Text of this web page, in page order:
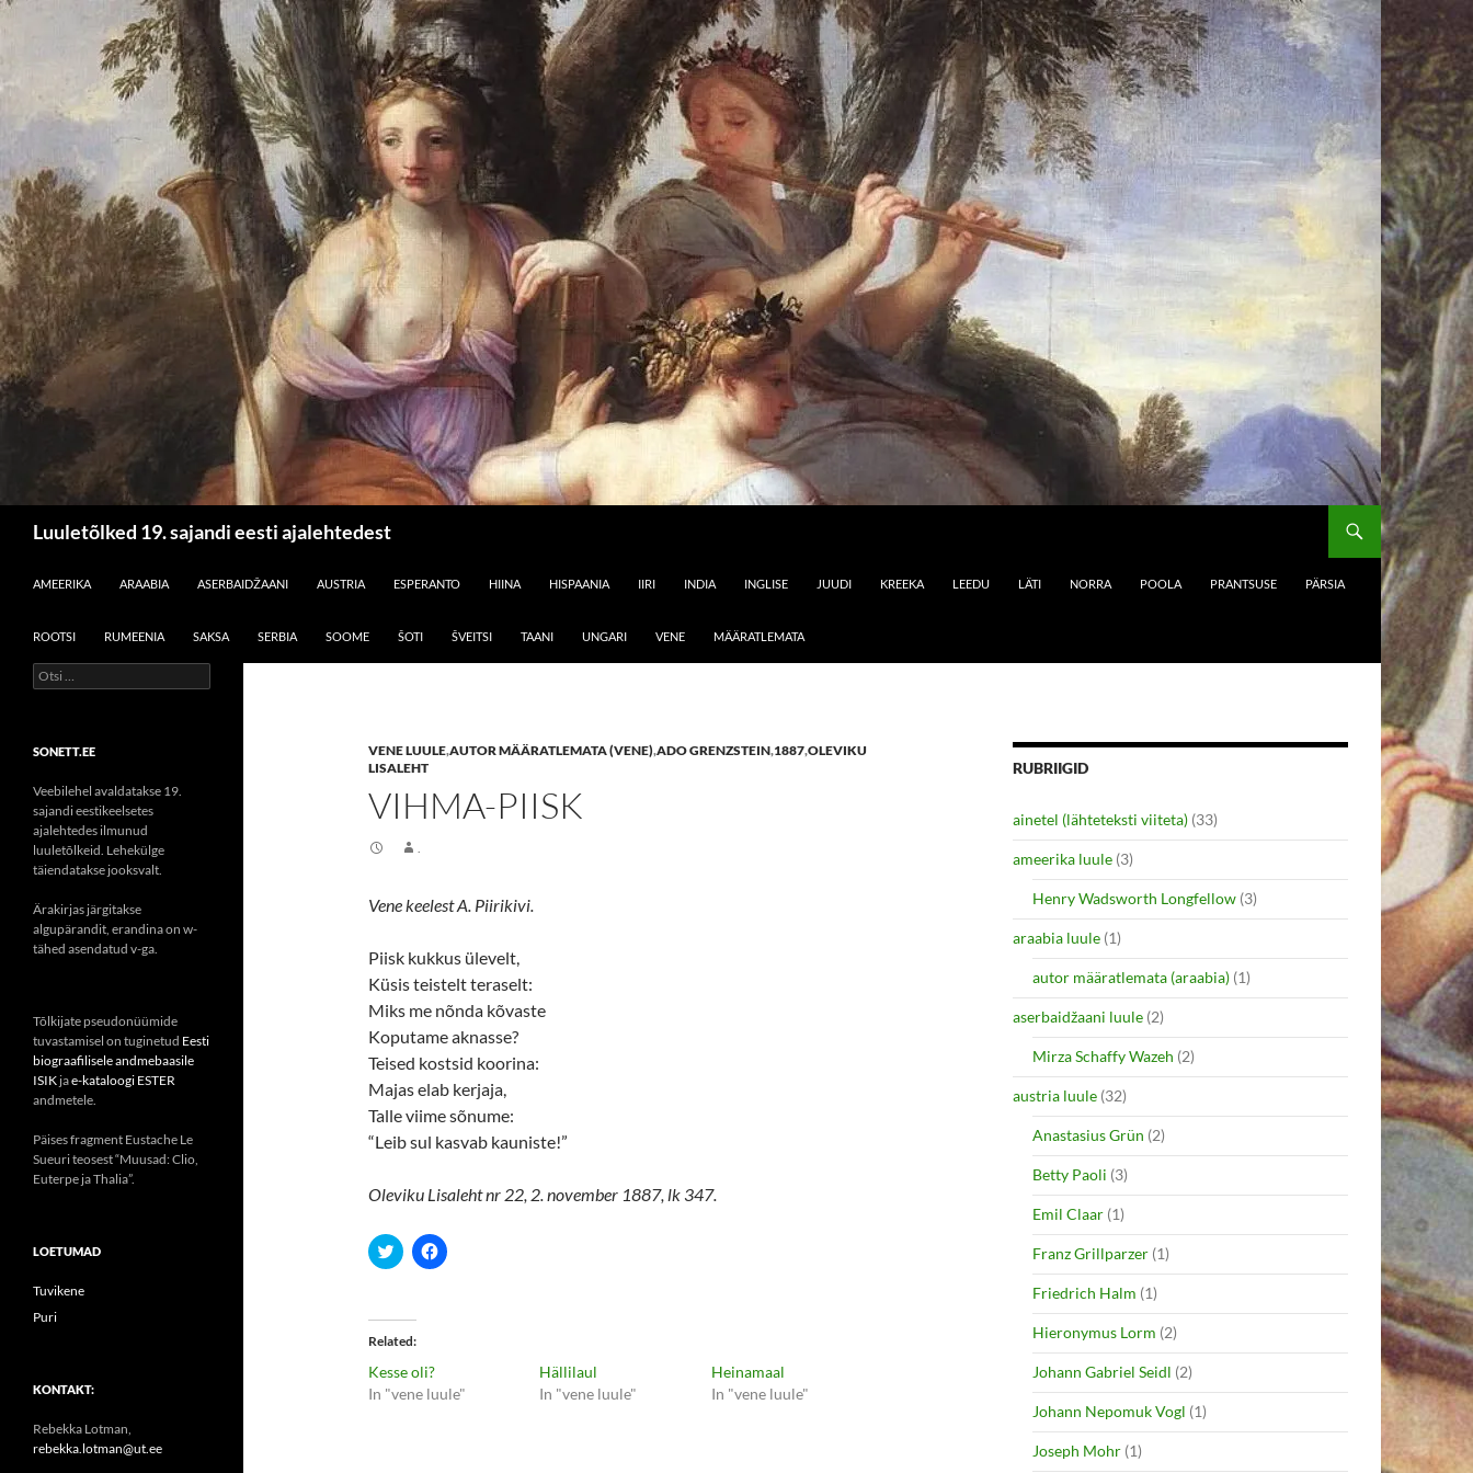
Luuletõlked 19. sajandi eesti ajalehtedest
AMEERIKA
ARAABIA ASERBAIDŽAANI AUSTRIA ESPERANTO HIINA HISPAANIA IIRI INDIA INGLISE JUUDI KREEKA LEEDU LÄTI NORRA POOLA PRANTSUSE PÄRSIA
ROOTSI RUMEENIA SAKSA SERBIA SOOME ŠOTI ŠVEITSI TAANI UNGARI VENE MÄÄRATLEMATA
VENE LUULE,AUTOR MÄÄRATLEMATA (VENE),ADO GRENZSTEIN,1887,OLEVIKU
LISALEHT
VIHMA-PIISK
.
Vene keelest A. Piirikivi.
Piisk kukkus ülevelt,
Küsis teistelt teraselt:
Miks me nõnda kõvaste
Koputame aknasse?
Teised kostsid koorina:
Majas elab kerjaja,
Talle viime sõnume:
“Leib sul kasvab kauniste!”
Oleviku Lisaleht nr 22, 2. november 1887, lk 347.
C
l
t
o
s
a
r
e
C
l
r
e
Related
Kesse oli?
In "vene luule"
Hällilaul
In "vene luule"
Heinamaal
In "vene luule"
RUBRIIGID
ainetel (lähteteksti viiteta) (33)
ameerika luule (3)
Henry Wadsworth Longfellow (3)
araabia luule (1)
autor määratlemata (araabia) (1)
aserbaidžaani luule (2)
Mirza Schaffy Wazeh (2)
austria luule (32)
Anastasius Grün (2)
Betty Paoli (3)
Emil Claar (1)
Franz Grillparzer (1)
Friedrich Halm (1)
Hieronymus Lorm (2)
Johann Gabriel Seidl (2)
Johann Nepomuk Vogl (1)
Joseph Mohr (1)
Otsi:
SONETT.EE
Veebilehel avaldatakse 19.
sajandi eestikeelsetes
ajalehtedes ilmunud
luuletõlkeid. Lehekülge
täiendatakse jooksvalt.
Ärakirjas järgitakse
algupärandit, erandina on w-
tähed asendatud v-ga.
Tõlkijate pseudonüümide
tuvastamisel on tuginetud Eesti
biograafilisele andmebaasile
ISIK jae-kataloogi ESTER
andmetele.
Päises fragment Eustache Le
Sueuri teosest “Muusad: Clio,
Euterpe ja Thalia”.
LOETUMAD
Tuvikene
Puri
KONTAKT:
Rebekka Lotman,
rebekka.lotman@ut.ee